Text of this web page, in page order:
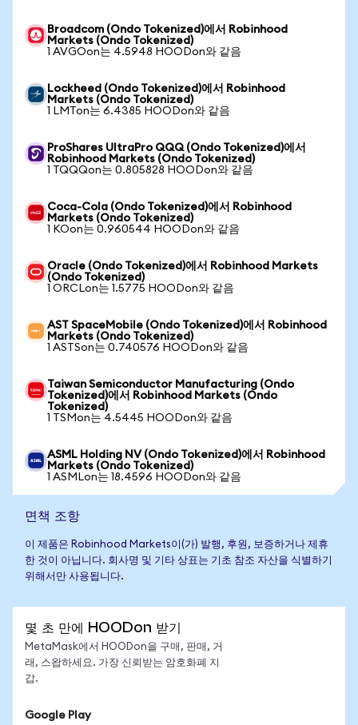
Broadcom (Ondo Tokenized)에서 Robinhood
Markets (Ondo Tokenized)
1 AVGOon는 4.5948 HOODon와 같음
Lockheed (Ondo Tokenized)에서 Robinhood
Markets (Ondo Tokenized)
1 LMTon는 6.4385 HOODon와 같음
ProShares UltraPro QQQ (Ondo Tokenized)에서
Robinhood Markets (Ondo Tokenized)
1 TQQQon는 0.805828 HOODon와 같음
Coca-Cola (Ondo Tokenized)에서 Robinhood
Markets (Ondo Tokenized)
1 KOon는 0.960544 HOODon와 같음
Oracle (Ondo Tokenized)에서 Robinhood Markets
(Ondo Tokenized)
1 ORCLon는 1.5775 HOODon와 같음
AST SpaceMobile (Ondo Tokenized)에서 Robinhood
Markets (Ondo Tokenized)
1 ASTSon는 0.740576 HOODon와 같음
Taiwan Semiconductor Manufacturing (Ondo
Tokenized)에서 Robinhood Markets (Ondo
Tokenized)
1 TSMon는 4.5445 HOODon와 같음
ASML Holding NV (Ondo Tokenized)에서 Robinhood
Markets (Ondo Tokenized)
1 ASMLon는 18.4596 HOODon와 같음
면책 조항
이 제품은 Robinhood Markets이(가) 발행, 후원, 보증하거나 제휴
한 것이 아닙니다. 회사명 및 기타 상표는 기초 참조 자산을 식별하기
위해서만 사용됩니다.
몇 초 만에 HOODon 받기
MetaMask에서 HOODon을 구매, 판매, 거
래, 스왑하세요. 가장 신뢰받는 암호화폐 지
갑.
Google Play